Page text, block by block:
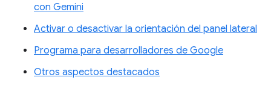
con Gemini
Activar o desactivar la orientación del panel lateral
Programa para desarrolladores de Google
Otros aspectos destacados